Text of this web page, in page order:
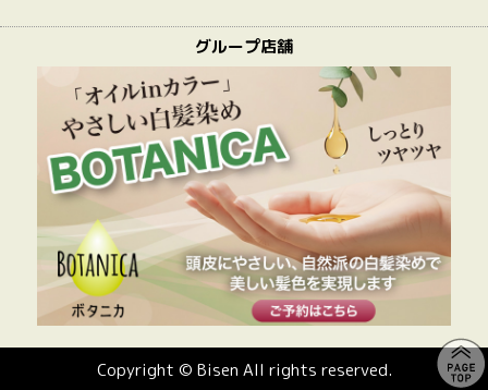
グループ店舗
Copyright © Bisen All rights reserved.